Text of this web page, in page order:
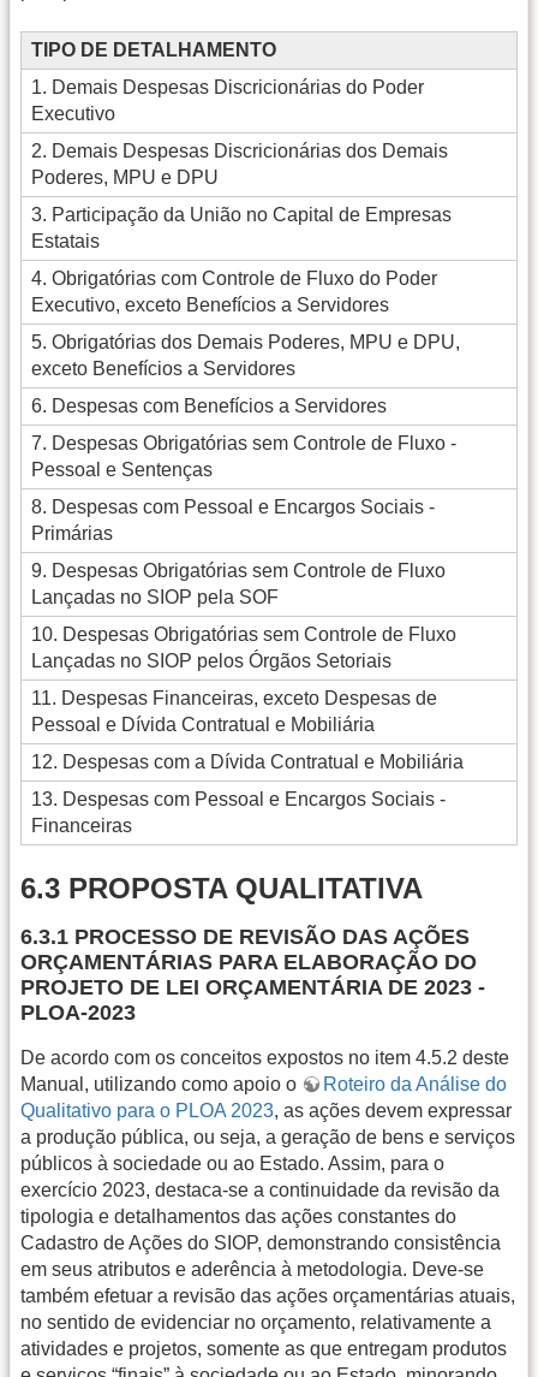
TIPO DE DETALHAMENTO
1. Demais Despesas Discricionárias do Poder
Executivo
2. Demais Despesas Discricionárias dos Demais
Poderes, MPU e DPU
3. Participação da União no Capital de Empresas
Estatais
4. Obrigatórias com Controle de Fluxo do Poder
Executivo, exceto Benefícios a Servidores
5. Obrigatórias dos Demais Poderes, MPU e DPU,
exceto Benefícios a Servidores
6. Despesas com Benefícios a Servidores
7. Despesas Obrigatórias sem Controle de Fluxo -
Pessoal e Sentenças
8. Despesas com Pessoal e Encargos Sociais -
Primárias
9. Despesas Obrigatórias sem Controle de Fluxo
Lançadas no SIOP pela SOF
10. Despesas Obrigatórias sem Controle de Fluxo
Lançadas no SIOP pelos Órgãos Setoriais
11. Despesas Financeiras, exceto Despesas de
Pessoal e Dívida Contratual e Mobiliária
12. Despesas com a Dívida Contratual e Mobiliária
13. Despesas com Pessoal e Encargos Sociais -
Financeiras
6.3 PROPOSTA QUALITATIVA
6.3.1 PROCESSO DE REVISÃO DAS AÇÕES
ORÇAMENTÁRIAS PARA ELABORAÇÃO DO
PROJETO DE LEI ORÇAMENTÁRIA DE 2023 -
PLOA-2023
De acordo com os conceitos expostos no item 4.5.2 deste
Manual, utilizando como apoio o
Roteiro da Análise do
Qualitativo para o PLOA 2023, as ações devem expressar
a produção pública, ou seja, a geração de bens e serviços
públicos à sociedade ou ao Estado. Assim, para o
exercício 2023, destaca-se a continuidade da revisão da
tipologia e detalhamentos das ações constantes do
Cadastro de Ações do SIOP, demonstrando consistência
em seus atributos e aderência à metodologia. Deve-se
também efetuar a revisão das ações orçamentárias atuais,
no sentido de evidenciar no orçamento, relativamente a
atividades e projetos, somente as que entregam produtos